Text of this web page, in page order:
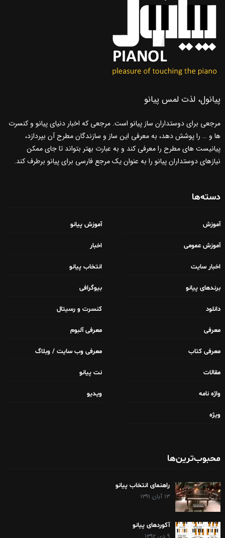
پیانول، لذت لمس پیانو
مرجعی برای دوستداران ساز پیانو است. مرجعی که اخبار دنیای پیانو و کنسرت
ها و … را پوشش دهد، به معرفی این ساز و سازندگان مطرح آن بپردازد،
پیانیست های مطرح را معرفی کند و به عبارت بهتر بتواند تا جای ممکن
نیازهای دوستداران پیانو را به عنوان یک مرجع فارسی برای پیانو برطرف کند.
دسته‌ها
آموزش آموزش پیانو
آموزش عمومی اخبار
اخبار سایت انتخاب پیانو
برندهای پیانو بیوگرافی
دانلود کنسرت و رسیتال
معرفی معرفی آلبوم
معرفی کتاب معرفی وب سایت / وبلاگ
مقالات نت پیانو
واژه نامه ویدیو
ویژه
محبوب‌ترین‌ها
راهنمای انتخاب پیانو
۱۳ آبان ۱۳۹۱
آکوردهای پیانو